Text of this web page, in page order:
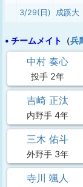
3/29(日) 成蹊大
• チームメイト （兵
中村 奏心
投手 2年
吉崎 正汰
内野手 4年
三木 佑斗
外野手 3年
寺川 颯人